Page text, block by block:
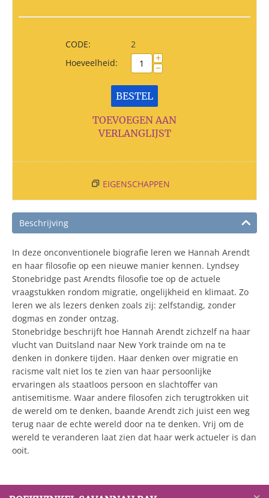
CODE:
2
Hoeveelheid:
+
−
BESTEL
TOEVOEGEN AAN
VERLANGLIJST
EIGENSCHAPPEN
Beschrijving
In deze onconventionele biografie leren we Hannah Arendt
en haar filosofie op een nieuwe manier kennen. Lyndsey
Stonebridge past Arendts filosofie toe op de actuele
vraagstukken rondom migratie, ongelijkheid en klimaat. Zo
leren we als lezers denken zoals zij: zelfstandig, zonder
dogmas en zonder ontzag.
Stonebridge beschrijft hoe Hannah Arendt zichzelf na haar
vlucht van Duitsland naar New York trainde om na te
denken in donkere tijden. Haar denken over migratie en
racisme valt niet los te zien van haar persoonlijke
ervaringen als staatloos persoon en slachtoffer van
antisemitisme. Waar andere filosofen zich terugtrokken uit
de wereld om te denken, baande Arendt zich juist een weg
terug naar de echte wereld door na te denken. Vrij om de
wereld te veranderen laat zien dat haar werk actueler is dan
ooit.